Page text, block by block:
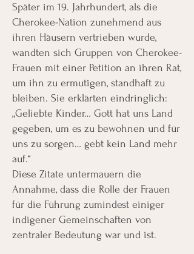
Später im 19. Jahrhundert, als die
Cherokee-Nation zunehmend aus
ihren Häusern vertrieben wurde,
wandten sich Gruppen von Cherokee-
Frauen mit einer Petition an ihren Rat,
um ihn zu ermutigen, standhaft zu
bleiben. Sie erklärten eindringlich:
„Geliebte Kinder… Gott hat uns Land
gegeben, um es zu bewohnen und für
uns zu sorgen… gebt kein Land mehr
auf.“
Diese Zitate untermauern die
Annahme, dass die Rolle der Frauen
für die Führung zumindest einiger
indigener Gemeinschaften von
zentraler Bedeutung war und ist.